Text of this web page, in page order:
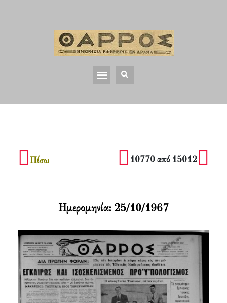
Πίσω 10770 από 15012
Ημερομηνία: 25/10/1967